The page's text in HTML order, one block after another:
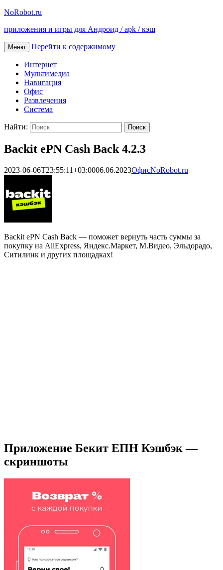
NoRobot.ru
приложения и игры для Андроид / apk / кэш
Меню Перейти к содержимому
Интернет
Мультимедиа
Навигация
Офис
Развлечения
Система
Найти:
Backit ePN Cash Back 4.2.3
2023-06-06T23:55:11+03:0006.06.2023ОфисNoRobot.ru
Backit ePN Cash Back — поможет вернуть часть суммы за
покупку на AliExpress, Яндекс.Маркет, М.Видео, Эльдорадо,
Ситилинк и других площадках!
Приложение Бекит ЕПН Кэшбэк —
скриншоты